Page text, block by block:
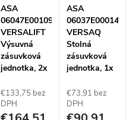
ASA
06047E00109
VERSALIFT
Výsuvná
zásuvková
jednotka, 2x
nabíjačka
USB A+C,
kábel 2 m,
€133,75 bez
DPH
ASA
06037E00014
VERSAQ
Stolná
zásuvková
jednotka, 1x
nabíjačka
USB A+C,
kábel 0,5 m s
€73,91 bez
DPH